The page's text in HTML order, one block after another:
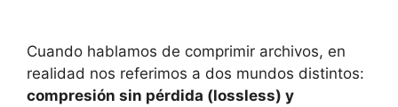
Cuando hablamos de comprimir archivos, en
realidad nos referimos a dos mundos distintos:
compresión sin pérdida (lossless) y